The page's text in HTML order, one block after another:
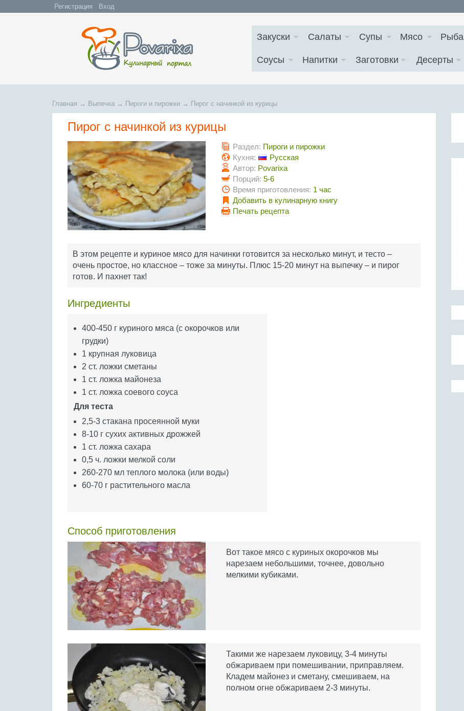
Регистрация Вход
Закуски Салаты Супы Мясо Рыба
Соусы Напитки Заготовки Десерты
Главная → Выпечка → Пироги и пирожки → Пирог с начинкой из курицы
Пирог с начинкой из курицы
Раздел: Пироги и пирожки
Кухня:
Русская
Автор: Povarixa
Порций: 5-6
Время приготовления: 1 час
Добавить в кулинарную книгу
Печать рецепта
В этом рецепте и куриное мясо для начинки готовится за несколько минут, и тесто –
очень простое, но классное – тоже за минуты. Плюс 15-20 минут на выпечку – и пирог
готов. И пахнет так!
Ингредиенты
400-450 г куриного мяса (с окорочков или
грудки)
1 крупная луковица
2 ст. ложки сметаны
1 ст. ложка майонеза
1 ст. ложка соевого соуса
Для теста
2,5-3 стакана просеянной муки
8-10 г сухих активных дрожжей
1 ст. ложка сахара
0,5 ч. ложки мелкой соли
260-270 мл теплого молока (или воды)
60-70 г растительного масла
Способ приготовления
Вот такое мясо с куриных окорочков мы
нарезаем небольшими, точнее, довольно
мелкими кубиками.
Такими же нарезаем луковицу, 3-4 минуты
обжариваем при помешивании, приправляем.
Кладем майонез и сметану, смешиваем, на
полном огне обжариваем 2-3 минуты.